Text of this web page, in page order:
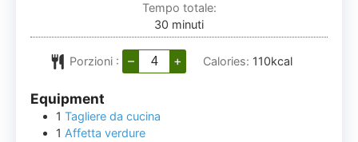
Tempo totale:
30 minuti
minuti
Porzioni : – + Calories: 110kcal
Equipment
1Tagliere da cucina
1 Affetta verdure